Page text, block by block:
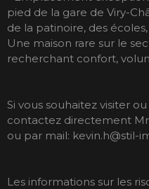
pied de la gare de Viry-
de la patinoire, des
Une maison rare sur le
recherchant confort,
Si vous souhaitez visiter
contactez directement Mr
ou par mail: kevin.h@stil-
Les informations sur les